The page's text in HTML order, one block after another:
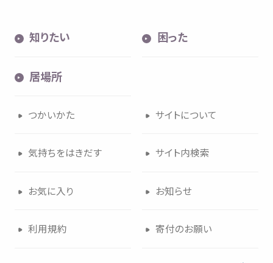
知りたい 困った
居場所
つかいかた サイトについて
気持ちをはきだす サイト内検索
お気に入 り お知らせ
利用規約 寄付のお願い